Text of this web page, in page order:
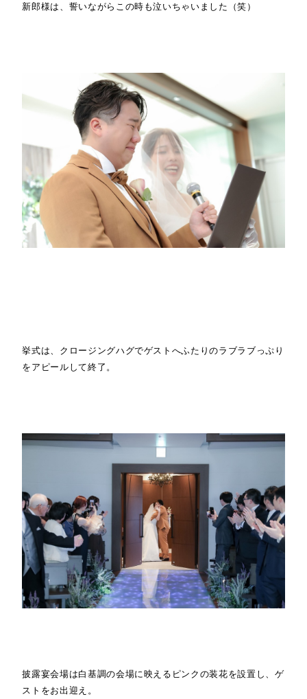
新郎様は、誓いながらこの時も泣いちゃいました（笑）
挙式は、クロージングハグでゲストへふたりのラブラブっぷり
をアピールして終了。
披露宴会場は白基調の会場に映えるピンクの装花を設置し、ゲ
ストをお出迎え。